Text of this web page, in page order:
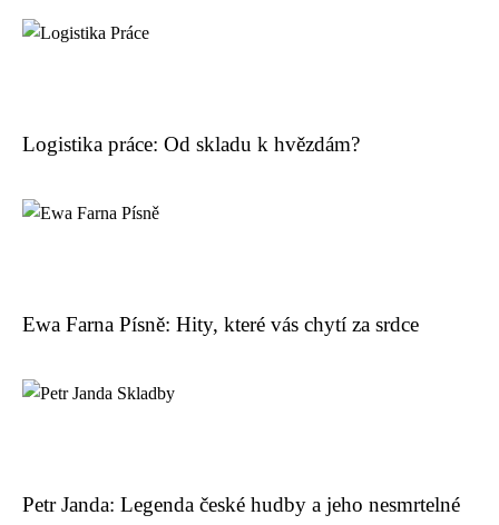
Logistika práce: Od skladu k hvězdám?
Ewa Farna Písně: Hity, které vás chytí za srdce
Petr Janda: Legenda české hudby a jeho nesmrtelné